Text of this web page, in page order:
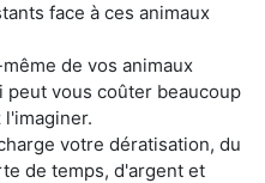
face à ces animaux
de vos animaux
vous coûter beaucoup
votre dératisation, du
de temps, d'argent et